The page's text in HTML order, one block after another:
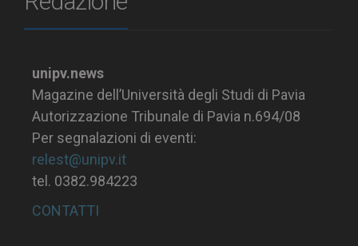
unipv.news
Magazine dell’Università degli Studi di Pavia
Autorizzazione Tribunale di Pavia n.694/08
Per segnalazioni di eventi:
relest@unipv.it
tel. 0382.984223
CONTATTI